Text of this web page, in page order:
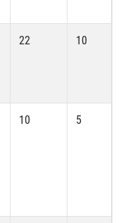
22 10
10 5